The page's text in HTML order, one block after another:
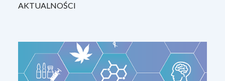
AKTUALNOŚCI